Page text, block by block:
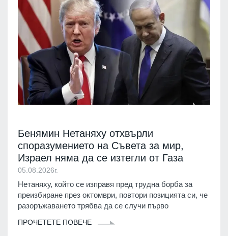
Бенямин Нетаняху отхвърли
споразумението на Съвета за мир,
Израел няма да се изтегли от Газа
05.08.2026г.
Нетаняху, който се изправя пред трудна борба за
преизбиране през октомври, повтори позицията си, че
разоръжаването трябва да се случи първо
ПРОЧЕТЕТЕ ПОВЕЧЕ